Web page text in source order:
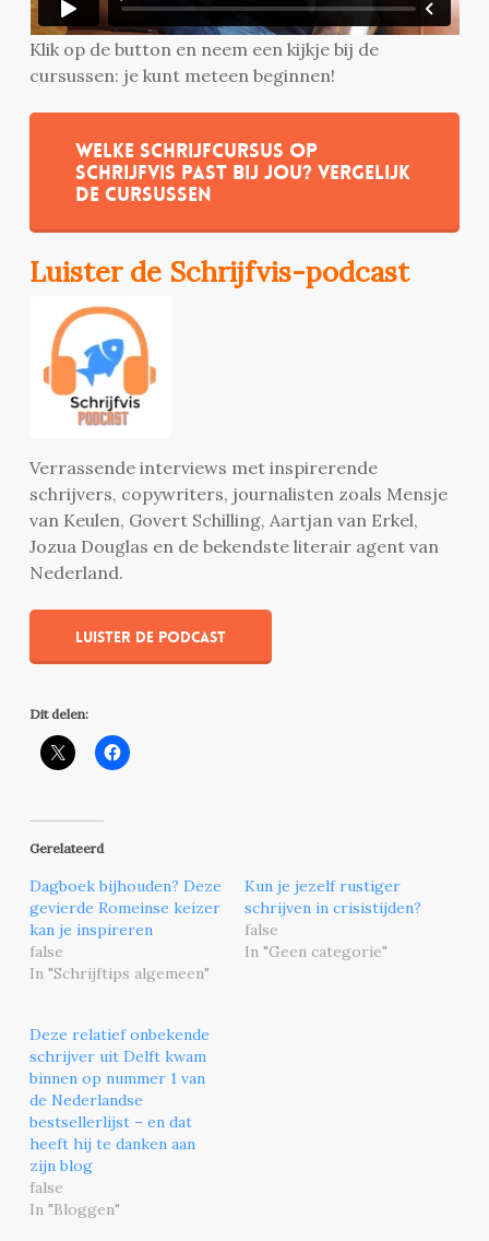
Klik op de button en neem een kijkje bij de
cursussen: je kunt meteen beginnen!
Welke schrijfcursus op
Schrijfvis past bij jou? Vergelijk
de cursussen
Luister de Schrijfvis-podcast
Verrassende interviews met inspirerende
schrijvers, copywriters, journalisten zoals Mensje
van Keulen, Govert Schilling, Aartjan van Erkel,
Jozua Douglas en de bekendste literair agent van
Nederland.
Luister de podcast
Dit delen:
Gerelateerd
Dagboek bijhouden? Deze
gevierde Romeinse keizer
kan je inspireren
false
In "Schrijftips algemeen"
Kun je jezelf rustiger
schrijven in crisistijden?
false
In "Geen categorie"
Deze relatief onbekende
schrijver uit Delft kwam
binnen op nummer 1 van
de Nederlandse
bestsellerlijst – en dat
heeft hij te danken aan
zijn blog
false
In "Bloggen"